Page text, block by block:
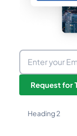
Request for
Boost your sales
Message Central
Heading 2